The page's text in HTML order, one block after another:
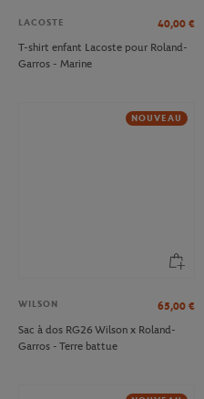
LACOSTE 40,00 €
T-shirt enfant Lacoste pour Roland-
Garros - Marine
NOUVEAU
WILSON 65,00 €
Sac à dos RG26 Wilson x Roland-
Garros - Terre battue